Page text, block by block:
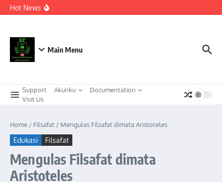
Lewati ke konten
Hot News
STRATEGI ADAPTIF MENGHADAPI PERUBAHAN SOSIAL
Berkeadaban: Refleksi atas Kasus Melonjaknya Harga dan
Kelangkaan Solar Bersubsidi.
Main Menu
Support Akunku
Documentation
Visit Us
Home / Filsafat / Mengulas Filsafat dimata Aristoteles
Edukasi Filsafat
Mengulas Filsafat dimata
Aristoteles